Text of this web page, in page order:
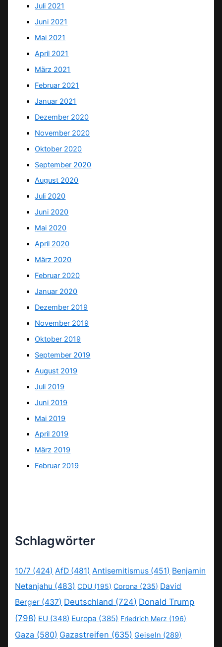
Juli 2021
Juni 2021
Mai 2021
April 2021
März 2021
Februar 2021
Januar 2021
Dezember 2020
November 2020
Oktober 2020
September 2020
August 2020
Juli 2020
Juni 2020
Mai 2020
April 2020
März 2020
Februar 2020
Januar 2020
Dezember 2019
November 2019
Oktober 2019
September 2019
August 2019
Juli 2019
Juni 2019
Mai 2019
April 2019
März 2019
Februar 2019
Schlagwörter
10/7 (424) AfD (481) Antisemitismus (451) Benjamin
Netanjahu (483) CDU (195) Corona (235) David
Berger (437) Deutschland (724) Donald Trump
(798) EU (348) Europa (385) Friedrich Merz (196)
Gaza (580) Gazastreifen (635) Geiseln (289)